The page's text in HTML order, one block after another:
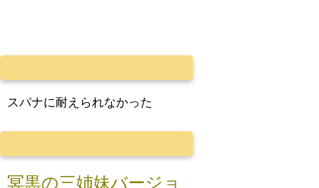
スパナに耐えられなかった
冥黒の三姉妹バージョ